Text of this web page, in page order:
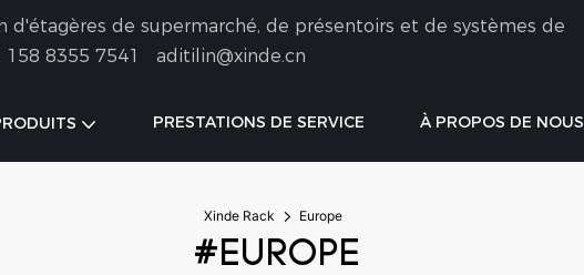
d'étagères de supermarché, de présentoirs et de systèmes de
158 8355 7541 aditilin@xinde.cn
PRESTATIONS DE SERVICE À PROPOS DE NOUS
Xinde Rack Europe
#EUROPE